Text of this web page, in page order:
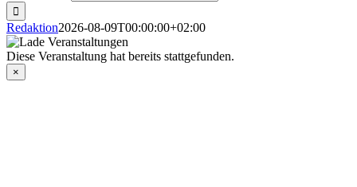
Redaktion2026-08-09T00:00:00+02:00
Diese Veranstaltung hat bereits stattgefunden.
×